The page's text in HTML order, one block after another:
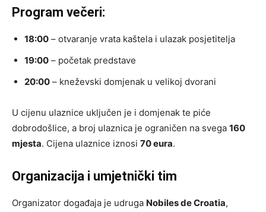
Program večeri:
18:00 – otvaranje vrata kaštela i ulazak posjetitelja
19:00 – početak predstave
20:00 – kneževski domjenak u velikoj dvorani
U cijenu ulaznice uključen je i domjenak te piće
dobrodošlice, a broj ulaznica je ograničen na svega 160
mjesta. Cijena ulaznice iznosi 70 eura.
Organizacija i umjetnički tim
Organizator događaja je udruga Nobiles de Croatia,